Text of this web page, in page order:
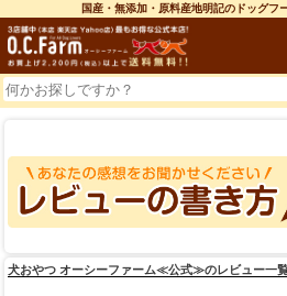
国産・無添加・原料産地明記のドッグフ
犬おやつ オーシーファーム≪公式≫のレビュー一